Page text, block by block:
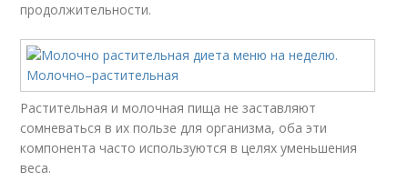
продолжительности.
Растительная и молочная пища не заставляют
сомневаться в их пользе для организма, оба эти
компонента часто используются в целях уменьшения
веса.